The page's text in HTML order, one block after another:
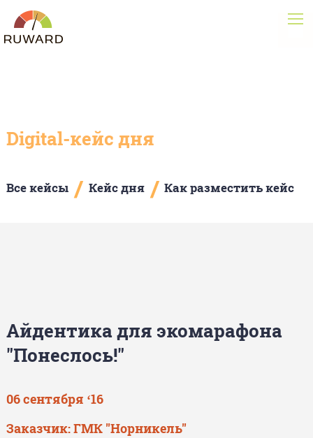
Digital-кейс дня
Все кейсы / Кейс дня / Как разместить кейс
Айдентика для экомарафона
"Понеслось!"
06 сентября ‘16
Заказчик:ГМК "Норникель"